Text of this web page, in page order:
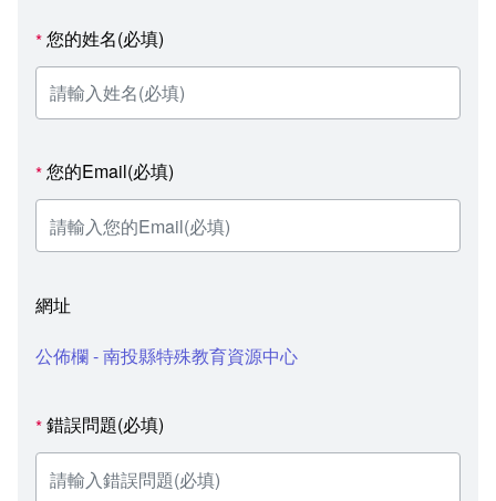
*您的姓名(必填)
*您的Email(必填)
網址
公佈欄 - 南投縣特殊教育資源中心
*錯誤問題(必填)